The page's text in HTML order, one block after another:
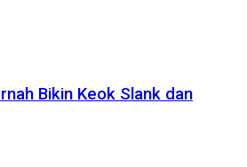
Bikin Keok Slank dan